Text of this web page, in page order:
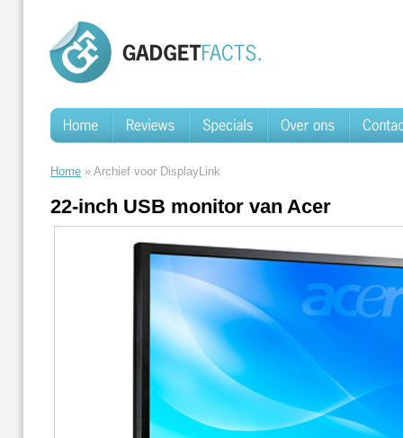
Home » Archief voor DisplayLink
22-inch USB monitor van Acer